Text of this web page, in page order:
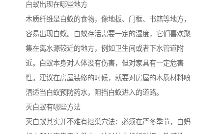
白蚁出现在哪些地方
木质纤维是白蚁的食物，像地板、门框、书籍等地方，
容易出现白蚁。白蚁存活需要一定的湿度，它们喜欢聚
集在离水源较近的地方，例如卫生间或者下水管道附
近。白蚁本身对人体没有伤害，但对家具有一定危害
性。建议在房屋装修的时候，就要对房屋的木质材料喷
洒适当白蚁预防药水，阻挡白蚁进入的道路。
灭白蚁有哪些方法
灭白蚁其实并不难有挖巢穴法：必须在严冬季节，白蚂